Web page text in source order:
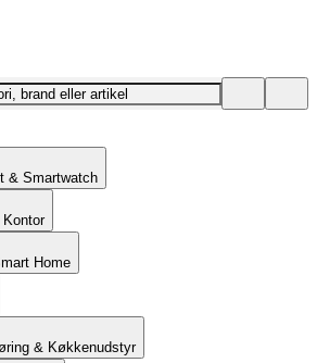
& Smartwatch
Home
& Køkkenudstyr